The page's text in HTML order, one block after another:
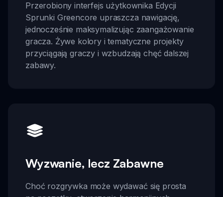
Przerobiony interfejs użytkownika Edycji
Sprunki Greencore upraszcza nawigację,
jednocześnie maksymalizując zaangażowanie
gracza. Żywe kolory i tematyczne projekty
przyciągają graczy i wzbudzają chęć dalszej
zabawy.
Wyzwanie, lecz Zabawne
Choć rozgrywka może wydawać się prosta